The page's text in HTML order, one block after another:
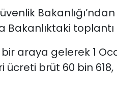
Bakanlıktaki
bir araya gelerek 1
brüt 60 bin 618,